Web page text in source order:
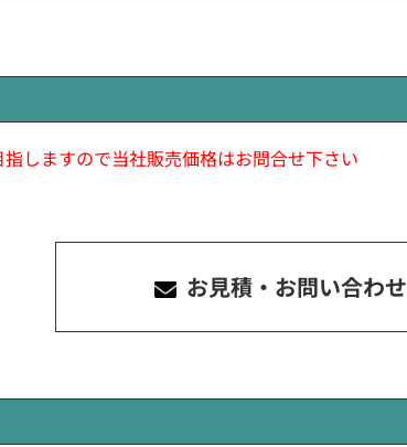
しますので当社販売価格はお問合せ下さい
お見積・お問い合わせ